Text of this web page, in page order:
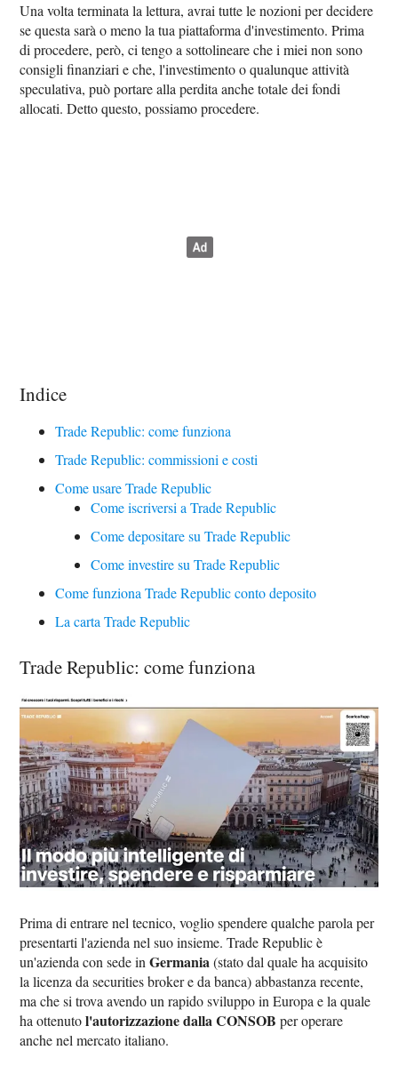
Una volta terminata la lettura, avrai tutte le nozioni per decidere
se questa sarà o meno la tua piattaforma d'investimento. Prima
di procedere, però, ci tengo a sottolineare che i miei non sono
consigli finanziari e che, l'investimento o qualunque attività
speculativa, può portare alla perdita anche totale dei fondi
allocati. Detto questo, possiamo procedere.
Indice
Trade Republic: come funziona
Trade Republic: commissioni e costi
Come usare Trade Republic
Come iscriversi a Trade Republic
Come depositare su Trade Republic
Come investire su Trade Republic
Come funziona Trade Republic conto deposito
La carta Trade Republic
Trade Republic: come funziona
Prima di entrare nel tecnico, voglio spendere qualche parola per
presentarti l'azienda nel suo insieme. Trade Republic è
un'azienda con sede inGermania(stato dal quale ha acquisito
la licenza da securities broker e da banca) abbastanza recente,
ma che si trova avendo un rapido sviluppo in Europa e la quale
ha ottenutol'autorizzazione dalla CONSOB per operare
anche nel mercato italiano.